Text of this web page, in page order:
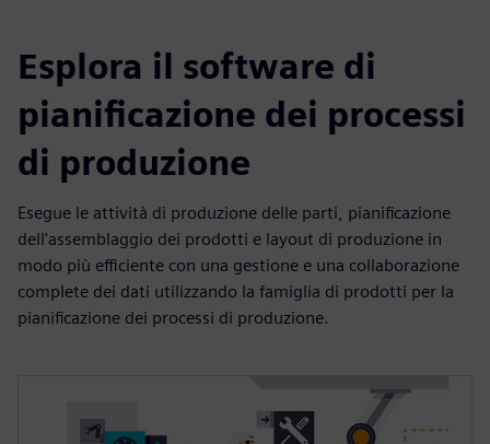
Esplora il software di
pianificazione dei processi
di produzione
Esegue le attività di produzione delle parti, pianificazione
dell'assemblaggio dei prodotti e layout di produzione in
modo più efficiente con una gestione e una collaborazione
complete dei dati utilizzando la famiglia di prodotti per la
pianificazione dei processi di produzione.